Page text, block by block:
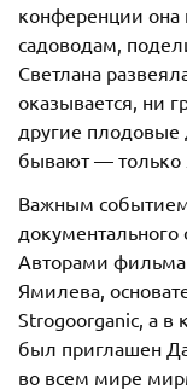
конференции она
садоводам,
Светлана
оказывается, ни
другие
бывают — только
Важным событием
Авторами
Ямилева,
Strogoorganic, а в
был приглашен
во всем мире